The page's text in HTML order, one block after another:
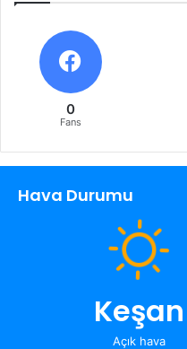
0
Fans
Hava Durumu
Keşan
Açık hava